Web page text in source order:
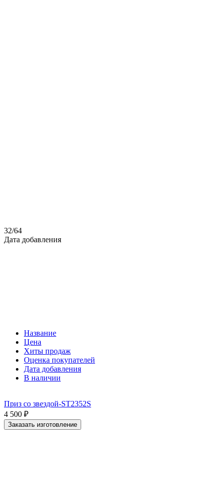
32/64
Дата добавления
Название
Цена
Хиты продаж
Оценка покупателей
Дата добавления
В наличии
Приз со звездой-ST2352S
4 500 ₽
Заказать изготовление